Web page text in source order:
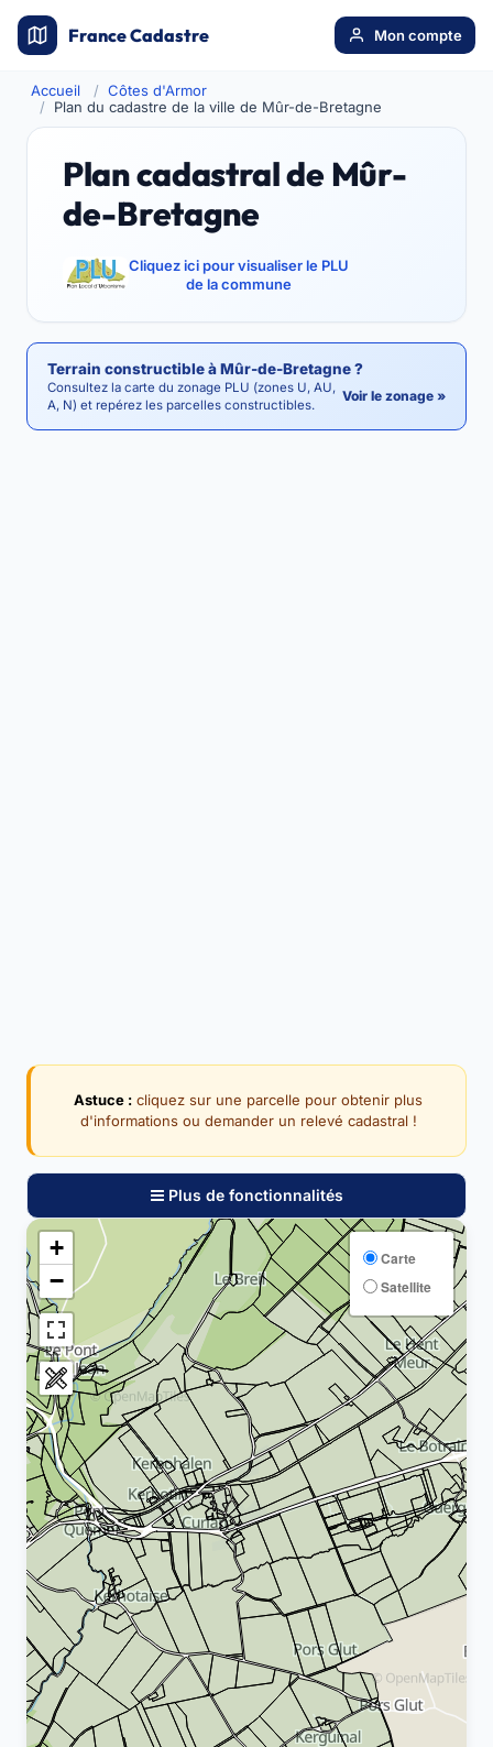
France Cadastre Mon compte
Accueil
Côtes d'Armor
Plan du cadastre de la ville de Mûr-de-Bretagne
Plan cadastral de Mûr-
de-Bretagne
Cliquez ici pour visualiser le PLU
de la commune
Terrain constructible à Mûr-de-Bretagne ?
Consultez la carte du zonage PLU (zones U, AU,
A, N) et repérez les parcelles constructibles.
Voir le zonage »
Astuce : cliquez sur une parcelle pour obtenir plus
d'informations ou demander un relevé cadastral !
Plus de fonctionnalités
+
−
Carte
Satellite